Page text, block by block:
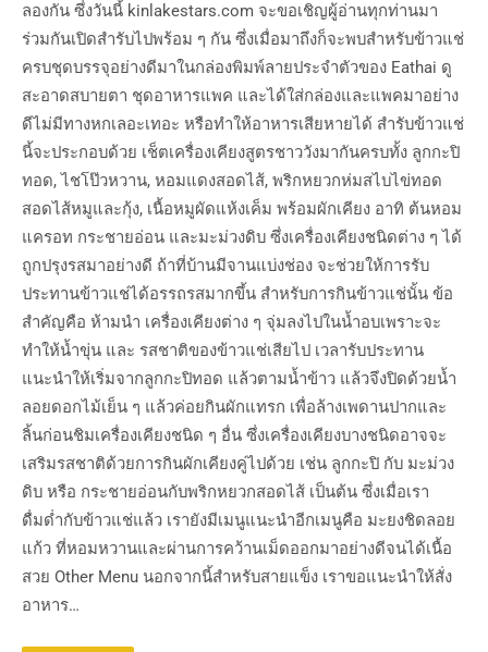
ลองกัน ซึ่งวันนี้ kinlakestars.com จะขอเชิญผู้อ่านทุกท่านมา
ร่วมกันเปิดสำรับไปพร้อม ๆ กัน ซึ่งเมื่อมาถึงก็จะพบสำหรับข้าวแช่
ครบชุดบรรจุอย่างดีมาในกล่องพิมพ์ลายประจำตัวของ Eathai ดู
สะอาดสบายตา ชุดอาหารแพค และได้ใส่กล่องและแพคมาอย่าง
ดีไม่มีทางหกเลอะเทอะ หรือทำให้อาหารเสียหายได้ สำรับข้าวแช่
นี้จะประกอบด้วย เช็ตเครื่องเคียงสูตรชาววังมากันครบทั้ง ลูกกะปิ
ทอด, ไชโป๊วหวาน, หอมแดงสอดไส้, พริกหยวกห่มสไบไข่ทอด
สอดไส้หมูและกุ้ง, เนื้อหมูผัดแห้งเค็ม พร้อมผักเคียง อาทิ ต้นหอม
แครอท กระชายอ่อน และมะม่วงดิบ ซึ่งเครื่องเคียงชนิดต่าง ๆ ได้
ถูกปรุงรสมาอย่างดี ถ้าที่บ้านมีจานแบ่งช่อง จะช่วยให้การรับ
ประทานข้าวแช่ได้อรรถรสมากขึ้น สำหรับการกินข้าวแช่นั้น ข้อ
สำคัญคือ ห้ามนำ เครื่องเคียงต่าง ๆ จุ่มลงไปในน้ำอบเพราะจะ
ทำให้น้ำขุ่น และ รสชาติของข้าวแช่เสียไป เวลารับประทาน
แนะนำให้เริ่มจากลูกกะปิทอด แล้วตามน้ำข้าว แล้วจึงปิดด้วยน้ำ
ลอยดอกไม้เย็น ๆ แล้วค่อยกินผักแทรก เพื่อล้างเพดานปากและ
ลิ้นก่อนชิมเครื่องเคียงชนิด ๆ อื่น ซึ่งเครื่องเคียงบางชนิดอาจจะ
เสริมรสชาติด้วยการกินผักเคียงคู่ไปด้วย เช่น ลูกกะปิ กับ มะม่วง
ดิบ หรือ กระชายอ่อนกับพริกหยวกสอดไส้ เป็นต้น ซึ่งเมื่อเรา
ดื่มด่ำกับข้าวแช่แล้ว เรายังมีเมนูแนะนำอีกเมนูคือ มะยงชิดลอย
แก้ว ที่หอมหวานและผ่านการคว้านเม็ดออกมาอย่างดีจนได้เนื้อ
สวย Other Menu นอกจากนี้สำหรับสายแข็ง เราขอแนะนำให้สั่ง
อาหาร…